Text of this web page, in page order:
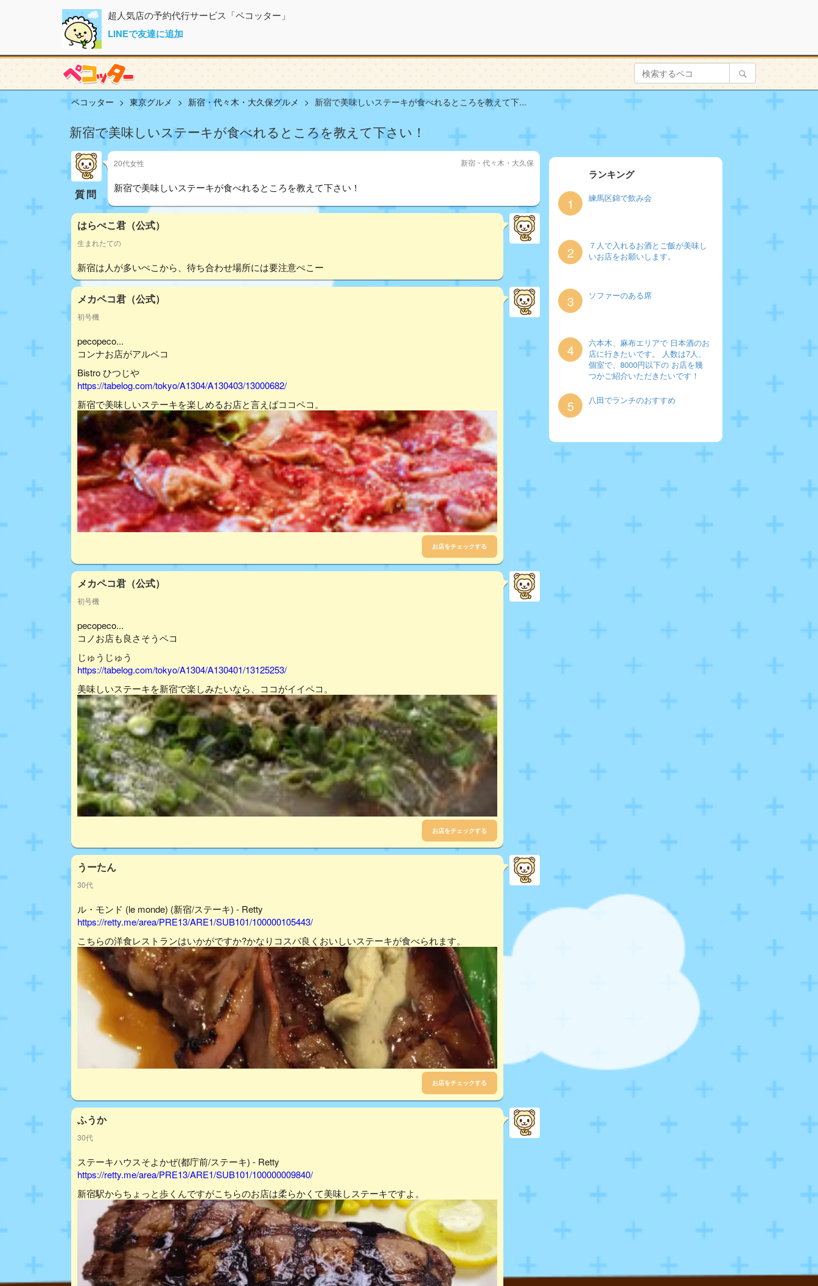
超人気店の予約代行サービス「ペコッター」
LINEで友達に追加
ペコッター 東京グルメ 新宿・代々木・大久保グルメ 新宿で美味しいステーキが食べれるところを教えて下...
新宿で美味しいステーキが食べれるところを教えて下さい！
質問
20代女性 新宿・代々木・大久保
新宿で美味しいステーキが食べれるところを教えて下さい！
はらぺこ君（公式）
生まれたての
新宿は人が多いぺこから、待ち合わせ場所には要注意ぺこー
メカペコ君（公式）
初号機
pecopeco...
コンナお店がアルペコ
Bistro ひつじや
https://tabelog.com/tokyo/A1304/A130403/13000682/
新宿で美味しいステーキを楽しめるお店と言えばココペコ。
お店をチェックする
メカペコ君（公式）
初号機
pecopeco...
コノお店も良さそうペコ
じゅうじゅう
https://tabelog.com/tokyo/A1304/A130401/13125253/
美味しいステーキを新宿で楽しみたいなら、ココがイイペコ。
お店をチェックする
うーたん
30代
ル・モンド (le monde) (新宿/ステーキ) - Retty
https://retty.me/area/PRE13/ARE1/SUB101/100000105443/
こちらの洋食レストランはいかがですか?かなりコスパ良くおいしいステーキが食べられます。
お店をチェックする
ふうか
30代
ステーキハウスそよかぜ(都庁前/ステーキ) - Retty
https://retty.me/area/PRE13/ARE1/SUB101/100000009840/
新宿駅からちょっと歩くんですがこちらのお店は柔らかくて美味しステーキですよ。
ランキング
1 練馬区錦で飲み会
2
７人で入れるお酒とご飯が美味し
いお店をお願いします。
3 ソファーのある席
4
六本木、麻布エリアで 日本酒のお
店に行きたいです。 人数は7人、
個室で、8000円以下の お店を幾
つかご紹介いただきたいです！
5 八田でランチのおすすめ